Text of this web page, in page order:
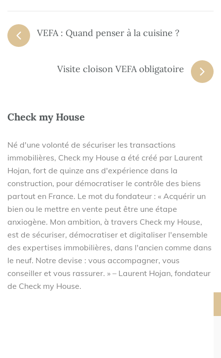
VEFA : Quand penser à la cuisine ?
Visite cloison VEFA obligatoire
Check my House
Né d'une volonté de sécuriser les transactions
immobilières, Check my House a été créé par Laurent
Hojan, fort de quinze ans d'expérience dans la
construction, pour démocratiser le contrôle des biens
partout en France. Le mot du fondateur : « Acquérir un
bien ou le mettre en vente peut être une étape
anxiogène. Mon ambition, à travers Check my House,
est de sécuriser, démocratiser et digitaliser l'ensemble
des expertises immobilières, dans l'ancien comme dans
le neuf. Notre devise : vous accompagner, vous
conseiller et vous rassurer. » – Laurent Hojan, fondateur
de Check my House.